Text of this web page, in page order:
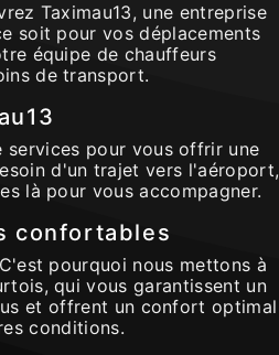
Taximau13, une entreprise
soit pour vos déplacements
équipe de chauffeurs
de transport.
services pour vous offrir une
d'un trajet vers l'aéroport,
là pour vous accompagner.
confortables
pourquoi nous mettons à
qui vous garantissent un
et offrent un confort optimal
conditions.